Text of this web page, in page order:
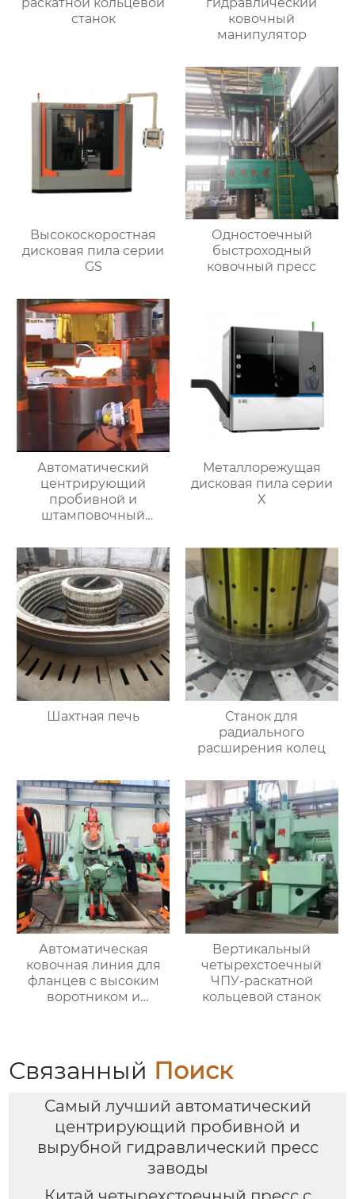
станок
ковочный
манипулятор
Высокоскоростная
дисковая пила серии
GS
Одностоечный
быстроходный
ковочный пресс
Автоматический
центрирующий
пробивной и
штамповочный
пресс
Металлорежущая
дисковая пила серии
X
Шахтная печь
Станок для
радиального
расширения колец
Автоматическая
ковочная линия для
фланцев с высоким
воротником и
Вертикальный
четырехстоечный
ЧПУ-раскатной
кольцевой станок
Связанный Поиск
Самый лучший автоматический
центрирующий пробивной и
вырубной гидравлический пресс
заводы